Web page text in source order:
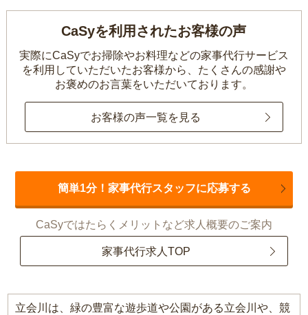
CaSyを利用されたお客様の声
実際にCaSyでお掃除やお料理などの家事代行サービス
を利用していただいたお客様から、 たくさんの感謝や
お褒めのお言葉をいただいております。
お客様の声一覧を見る
簡単1分！家事代行スタッフに応募する
CaSyではたらくメリットなど求人概要のご案内
家事代行求人TOP
立会川は、緑の豊富な遊歩道や公園がある立会川や、競